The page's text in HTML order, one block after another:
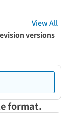
View All
versions
format.